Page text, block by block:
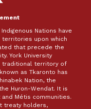
Nations have
territories upon which
that precede the
York University
traditional territory of
as Tkaronto has
Nation, the
Huron-Wendat. It is
Métis communities.
treaty holders,